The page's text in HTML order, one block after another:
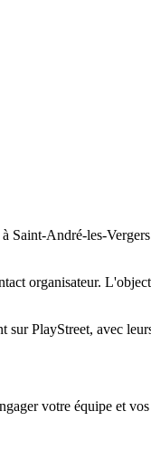
Saint-André-les-
organisateur.
PlayStreet, avec
votre équipe et